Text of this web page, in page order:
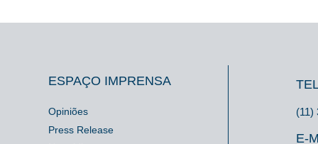
ESPAÇO IMPRENSA
Opiniões
Press Release
(11)
E-